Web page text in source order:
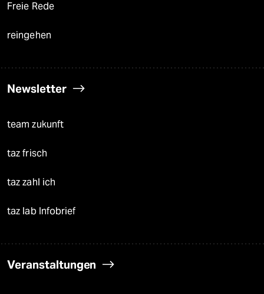
Freie Rede
reingehen
Newsletter
team zukunft
taz frisch
taz zahl ich
taz lab Infobrief
Veranstaltungen